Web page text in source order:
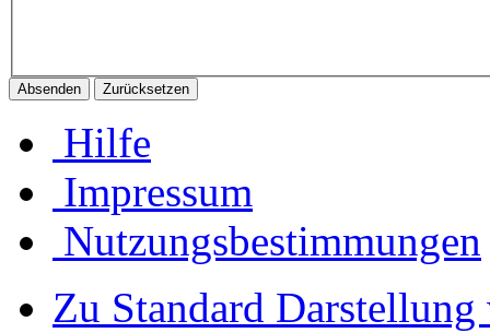
Hilfe
Impressum
Nutzungsbestimmungen
Zu Standard Darstellung